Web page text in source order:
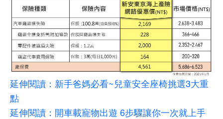
延伸閱讀： 新手爸媽必看~兒童安全座椅挑選3大重
點
延伸閱讀： 開車載寵物出遊 6步驟讓你一次就上手